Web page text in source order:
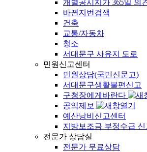
개별공시지가 365일 의
바뀐지번검색
건축
교통/자동차
청소
서대문구 사유지 도로
민원신고센터
민원상담(국민신문고)
서대문구생활불편신고
구청장에게바란다
공익제보
예산낭비신고센터
지방보조금 부정수급 신
전문가 상담실
전문가 무료상담